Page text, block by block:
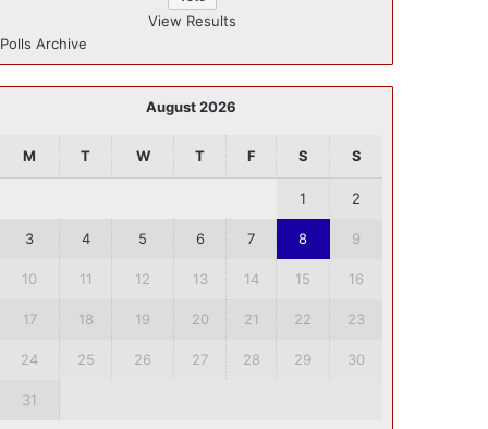
View Results
Polls Archive
August 2026
M T W T F S S
1 2
3 4 5 6 7 8 9
10 11 12 13 14 15 16
17 18 19 20 21 22 23
24 25 26 27 28 29 30
31